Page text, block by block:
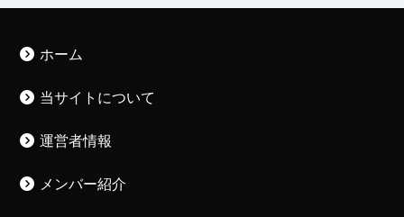
ホーム
当サイトについて
運営者情報
メンバー紹介